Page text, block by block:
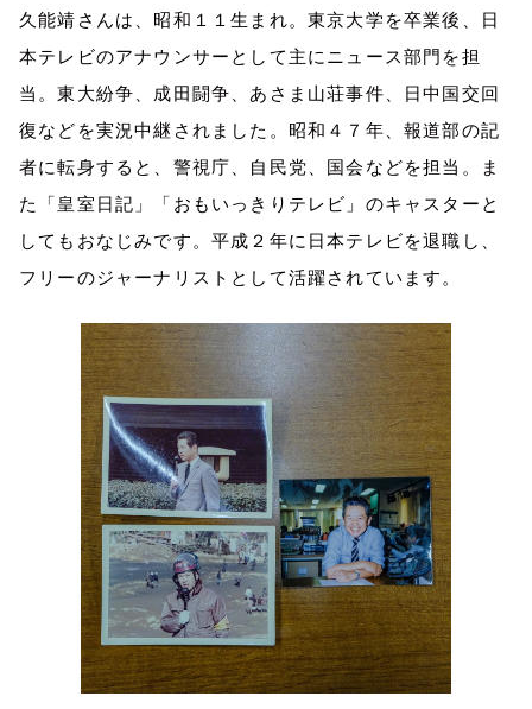
久能靖さんは、昭和１１生まれ。東京大学を卒業後、日
本テレビのアナウンサーとして主にニュース部門を担
当。東大紛争、成田闘争、あさま山荘事件、日中国交回
復などを実況中継されました。昭和４７年、報道部の記
者に転身すると、警視庁、自民党、国会などを担当。ま
た「皇室日記」「おもいっきりテレビ」のキャスターと
してもおなじみです。平成２年に日本テレビを退職し、
フリーのジャーナリストとして活躍されています。